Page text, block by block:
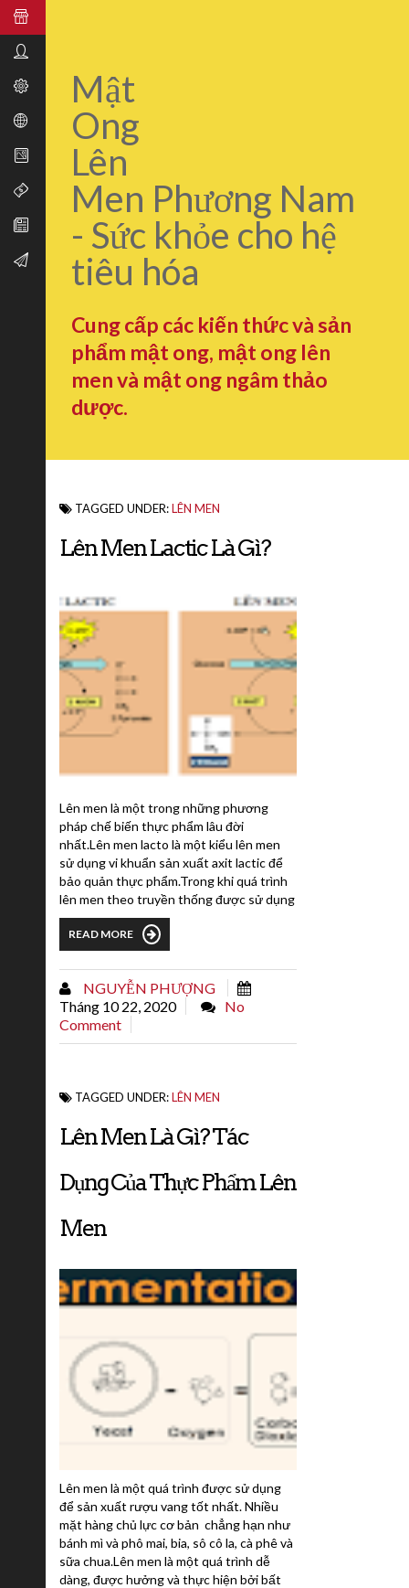
Mật
Ong
Lên
Men Phương Nam
- Sức khỏe cho hệ
tiêu hóa
Cung cấp các kiến thức và sản
phẩm mật ong, mật ong lên
men và mật ong ngâm thảo
dược.
TAGGED UNDER:LÊN MEN
Lên Men Lactic Là Gì?
Lên men là một trong những phương
pháp chế biến thực phẩm lâu đời
nhất.Lên men lacto là một kiểu lên men
sử dụng vi khuẩn sản xuất axit lactic để
bảo quản thực phẩm.Trong khi quá trình
lên men theo truyền thống được sử dụng
để tăng thời hạn sử dụng, nghiên cứu
gần đây đã chỉ ra một số lợi ích sức khỏe
của việc ăn thực phẩm lên men lacto.Bài
viết này giải thích mọi thứ bạn cần biết về
quá trình lên men lacto.Lên men lacto là
gì?Quá trình lên...
READ MORE
NGUYỄN PHƯỢNG
Tháng 10 22, 2020
No
Comment
TAGGED UNDER:LÊN MEN
Lên Men Là Gì? Tác
Dụng Của Thực Phẩm Lên
Men
Lên men là một quá trình được sử dụng
để sản xuất rượu vang tốt nhất. Nhiều
mặt hàng chủ lực cơ bản chẳng hạn như
bánh mì và phô mai, bia, sô cô la, cà phê và
sữa chua.Lên men là một quá trình dễ
dàng, được hưởng và thực hiện bởi bất